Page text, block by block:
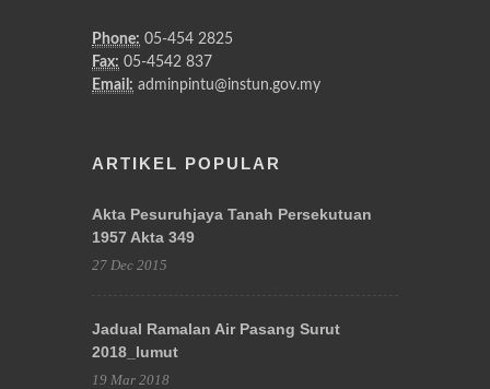
Phone: 05-454 2825
Fax: 05-4542 837
Email: adminpintu@instun.gov.my
ARTIKEL POPULAR
Akta Pesuruhjaya Tanah Persekutuan
1957 Akta 349
27 Dec 2015
Jadual Ramalan Air Pasang Surut
2018_lumut
19 Mar 2018